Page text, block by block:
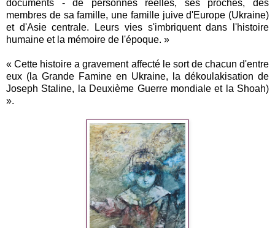
documents - de personnes réelles, ses proches, des
membres de sa famille, une famille juive d'Europe (Ukraine)
et d'Asie centrale. Leurs vies s'imbriquent dans l'histoire
humaine et la mémoire de l'époque. »
« Cette histoire a gravement affecté le sort de chacun d'entre
eux (la Grande Famine en Ukraine, la dékoulakisation de
Joseph Staline, la Deuxième Guerre mondiale et la Shoah)
».